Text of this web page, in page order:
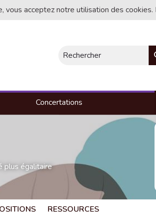
vous acceptez notre utilisation des
Rechercher
Concertations
plus égalitaire
RESSOURCES